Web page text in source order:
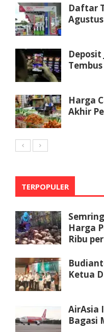
Daftar
Harga
Akhir
TERPOPULER
Harga
Ribu
Ketua
AirAsia
Bagasi